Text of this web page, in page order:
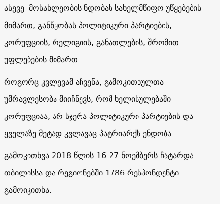
ასევე მოსახლეობის ნდობას სახელმწიფო უწყებების
მიმართ, განწყობას პოლიტიკური პარტიების,
კორუფციის, რელიგიის, განათლების, შრომით
უფლებების მიმართ.
როგორც კვლევამ აჩვენა, გამოკითხულთა
უმრავლესობა მიიჩნევს, რომ ხელისულებაში
კორუფციაა, არ სჯერა პოლიტიკური პარტიების და
ყველაზე მეტად კვლავაც პატრიარქს ენდობა.
გამოკითხვა 2018 წლის 16-27 ნოემბერს ჩატარდა.
თბილისსა და რეგიონებში 1786 რესპონდენტი
გამოიკითხა.